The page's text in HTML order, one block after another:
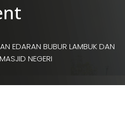
EDARAN BUBUR LAMBUK DAN
NEGERI